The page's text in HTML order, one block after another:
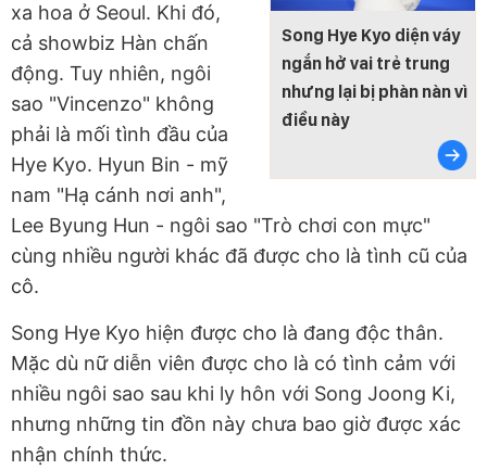
Song Hye Kyo diện váy
ngắn hở vai trẻ trung
nhưng lại bị phàn nàn vì
điều này
xa hoa ở Seoul. Khi đó,
cả showbiz Hàn chấn
động. Tuy nhiên, ngôi
sao "Vincenzo" không
phải là mối tình đầu của
Hye Kyo. Hyun Bin - mỹ
nam "Hạ cánh nơi anh",
Lee Byung Hun - ngôi sao "Trò chơi con mực"
cùng nhiều người khác đã được cho là tình cũ của
cô.
Song Hye Kyo hiện được cho là đang độc thân.
Mặc dù nữ diễn viên được cho là có tình cảm với
nhiều ngôi sao sau khi ly hôn với Song Joong Ki,
nhưng những tin đồn này chưa bao giờ được xác
nhận chính thức.